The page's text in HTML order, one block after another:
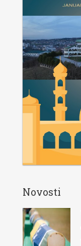
Novosti